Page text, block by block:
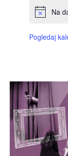
Na
Pogledaj